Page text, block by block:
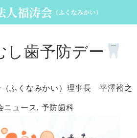
し歯予防デー
（ふくなみかい）理事長 平澤裕之
ニュース, 予防歯科